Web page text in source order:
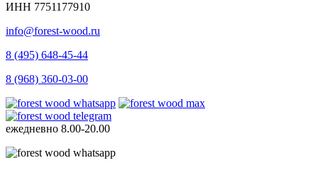
ИНН 7751177910
info@forest-wood.ru
8 (495) 648-45-44
8 (968) 360-03-00
ежедневно 8.00-20.00